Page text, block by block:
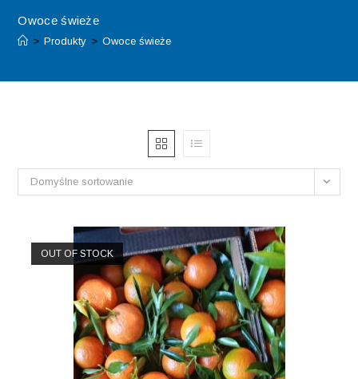
Owoce świeże
> Produkty > Owoce świeże
Domyślne sortowanie
OUT OF STOCK